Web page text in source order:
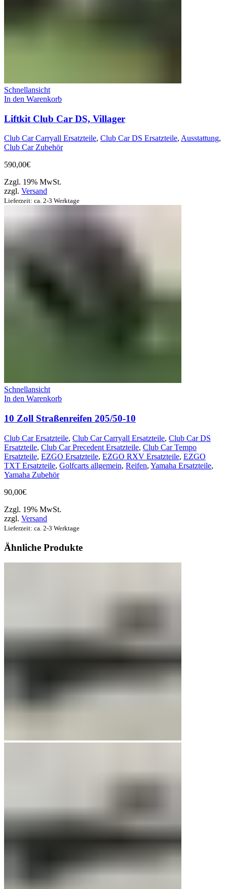
Schnellansicht
In den Warenkorb
Liftkit Club Car DS, Villager
Club Car Carryall Ersatzteile, Club Car DS Ersatzteile, Ausstattung,
Club Car Zubehör
590,00€
Zzgl. 19% MwSt.
zzgl. Versand
Lieferzeit: ca. 2-3 Werktage
Schnellansicht
In den Warenkorb
10 Zoll Straßenreifen 205/50-10
Club Car Ersatzteile, Club Car Carryall Ersatzteile, Club Car DS
Ersatzteile, Club Car Precedent Ersatzteile, Club Car Tempo
Ersatzteile, EZGO Ersatzteile, EZGO RXV Ersatzteile, EZGO
TXT Ersatzteile, Golfcarts allgemein, Reifen, Yamaha Ersatzteile,
Yamaha Zubehör
90,00€
Zzgl. 19% MwSt.
zzgl. Versand
Lieferzeit: ca. 2-3 Werktage
Ähnliche Produkte